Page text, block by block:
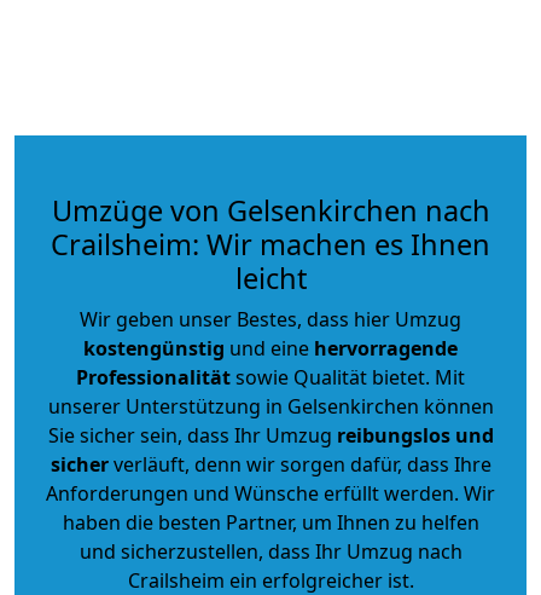
Umzüge von Gelsenkirchen nach
Crailsheim: Wir machen es Ihnen
leicht
Wir geben unser Bestes, dass hier Umzug
kostengünstig und eine hervorragende
Professionalitätsowie Qualität bietet. Mit
unserer Unterstützung in Gelsenkirchen können
Sie sicher sein, dass Ihr Umzug reibungslos und
sicherverläuft, denn wir sorgen dafür, dass Ihre
Anforderungen und Wünsche erfüllt werden. Wir
haben die besten Partner, um Ihnen zu helfen
und sicherzustellen, dass Ihr Umzug nach
Crailsheim ein erfolgreicher ist.